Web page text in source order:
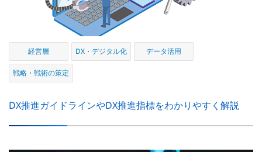
経営層 DX・デジタル化 データ活用
戦略・戦術の策定
DX推進ガイドラインやDX推進指標をわかりやすく解説